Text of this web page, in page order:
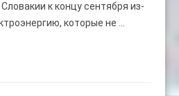
к концу сентября из-
которые не ...